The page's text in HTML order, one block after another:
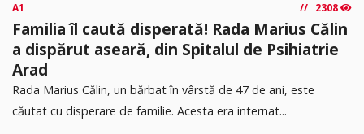
A1 2308
Familia îl caută disperată! Rada Marius Călin
a dispărut aseară, din Spitalul de Psihiatrie
Arad
Rada Marius Călin, un bărbat în vârstă de 47 de ani, este
căutat cu disperare de familie. Acesta era internat...